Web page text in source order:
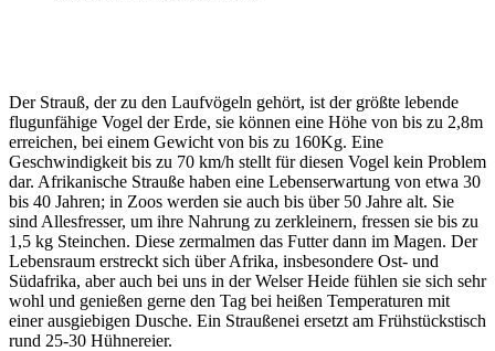
Der Strauß, der zu den Laufvögeln gehört, ist der größte lebende
flugunfähige Vogel der Erde, sie können eine Höhe von bis zu 2,8m
erreichen, bei einem Gewicht von bis zu 160Kg. Eine
Geschwindigkeit bis zu 70 km/h stellt für diesen Vogel kein Problem
dar. Afrikanische Strauße haben eine Lebenserwartung von etwa 30
bis 40 Jahren; in Zoos werden sie auch bis über 50 Jahre alt. Sie
sind Allesfresser, um ihre Nahrung zu zerkleinern, fressen sie bis zu
1,5 kg Steinchen. Diese zermalmen das Futter dann im Magen. Der
Lebensraum erstreckt sich über Afrika, insbesondere Ost- und
Südafrika, aber auch bei uns in der Welser Heide fühlen sie sich sehr
wohl und genießen gerne den Tag bei heißen Temperaturen mit
einer ausgiebigen Dusche. Ein Straußenei ersetzt am Frühstückstisch
rund 25-30 Hühnereier.